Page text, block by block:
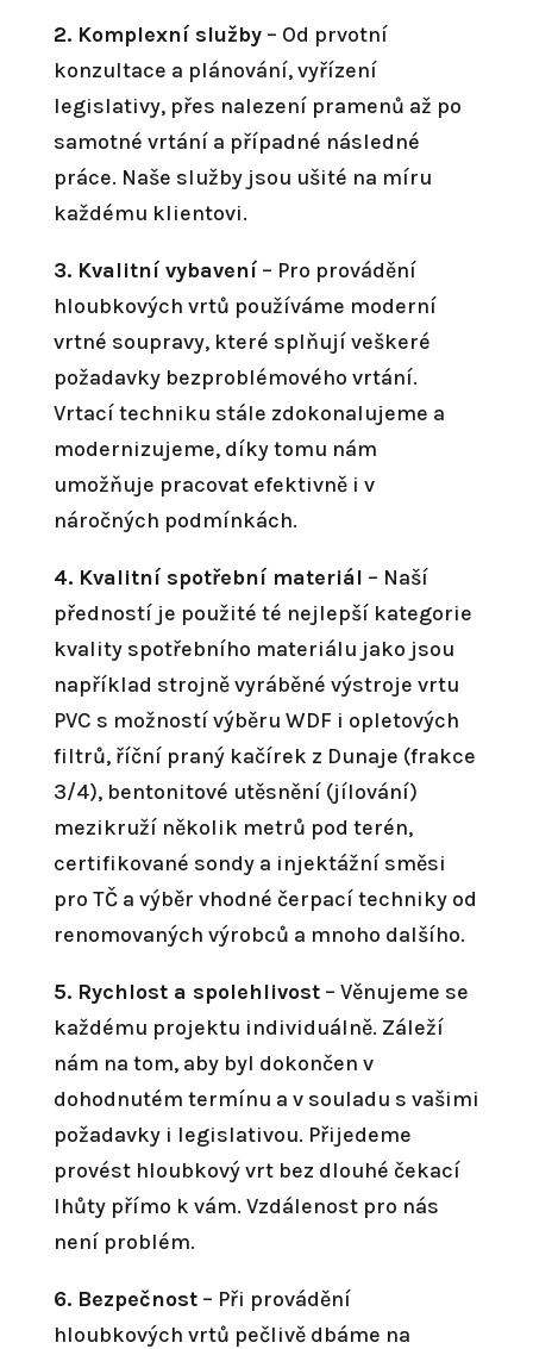
2. Komplexní služby– Od prvotní
konzultace a plánování, vyřízení
legislativy, přes nalezení pramenů až po
samotné vrtání a případné následné
práce. Naše služby jsou ušité na míru
každému klientovi.
3. Kvalitní vybavení– Pro provádění
hloubkových vrtů používáme moderní
vrtné soupravy, které splňují veškeré
požadavky bezproblémového vrtání.
Vrtací techniku stále zdokonalujeme a
modernizujeme, díky tomu nám
umožňuje pracovat efektivně i v
náročných podmínkách.
4. Kvalitní spotřební materiál – Naší
předností je použité té nejlepší kategorie
kvality spotřebního materiálu jako jsou
například strojně vyráběné výstroje vrtu
PVC s možností výběru WDF i opletových
filtrů, říční praný kačírek z Dunaje (frakce
3/4), bentonitové utěsnění (jílování)
mezikruží několik metrů pod terén,
certifikované sondy a injektážní směsi
pro TČ a výběr vhodné čerpací techniky od
renomovaných výrobců a mnoho dalšího.
5. Rychlost a spolehlivost– Věnujeme se
každému projektu individuálně. Záleží
nám na tom, aby byl dokončen v
dohodnutém termínu a v souladu s vašimi
požadavky i legislativou. Přijedeme
provést hloubkový vrt bez dlouhé čekací
lhůty přímo k vám. Vzdálenost pro nás
není problém.
6. Bezpečnost– Při provádění
hloubkových vrtů pečlivě dbáme na